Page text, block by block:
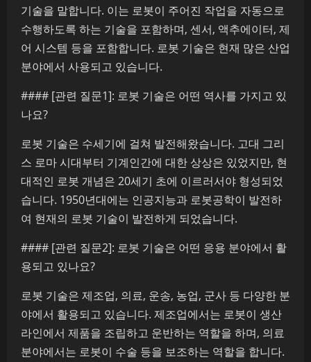
기술을 말합니다. 이는 로봇이 주어진 작업을 자동으로
수행하도록 하는 기술을 포함하며, 센서, 액추에이터, 제
어 시스템 등을 포함합니다. 로봇 기술은 현재 많은 산업
분야에서 사용되고 있습니다.
#### [관련 질문1]: 로봇 기술은 어떤 역사를 가지고 있
나요?
로봇 기술은 수세기에 걸쳐 발전해왔습니다. 고대 그리
스 로마 시대부터 기계인간에 대한 상상은 있었지만, 현
대적인 로봇 개념은 20세기 초에 이르러서야 형성되었
습니다. 1950년대에는 인공지능과 로봇공학이 발전하
여 현재의 로봇 기술이 발전하게 되었습니다.
#### [관련 질문2]: 로봇 기술은 어떤 응용 분야에서 활
용되고 있나요?
로봇 기술은 제조업, 의료, 운송, 농업, 군사 등 다양한 분
야에서 활용되고 있습니다. 제조업에서는 로봇이 생산
라인에서 제품을 조립하고 운반하는 역할을 하며, 의료
분야에서는 로봇이 수술 등을 보조하는 역할을 합니다.